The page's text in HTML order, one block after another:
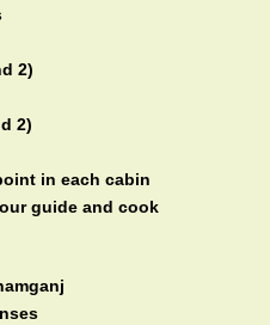
2)
2)
in each cabin
guide and cook